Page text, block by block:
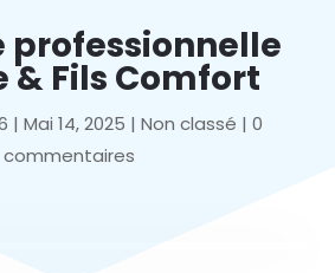
professionnelle
& Fils Comfort
| Mai 14, 2025 | Non classé | 0
commentaires